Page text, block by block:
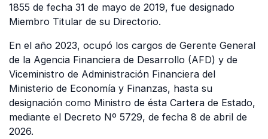
1855 de fecha 31 de mayo de 2019, fue designado
Miembro Titular de su Directorio.
En el año 2023, ocupó los cargos de Gerente General
de la Agencia Financiera de Desarrollo (AFD) y de
Viceministro de Administración Financiera del
Ministerio de Economía y Finanzas, hasta su
designación como Ministro de ésta Cartera de Estado,
mediante el Decreto Nº 5729, de fecha 8 de abril de
2026.